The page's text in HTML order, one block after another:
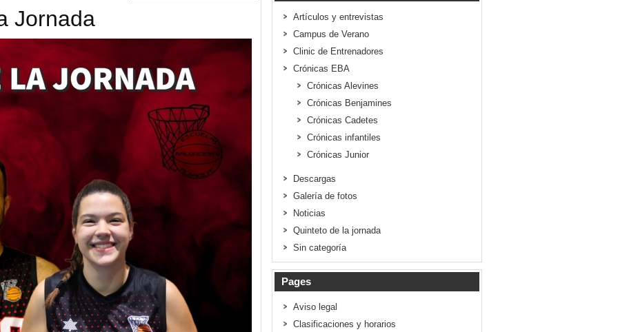
Jornada
Artículos y entrevistas
Campus de Verano
Clinic de Entrenadores
Crónicas EBA
Crónicas Alevines
Crónicas Benjamines
Crónicas Cadetes
Crónicas infantiles
Crónicas Junior
Descargas
Galería de fotos
Noticias
Quinteto de la jornada
Sin categoría
Pages
Aviso legal
Clasificaciones y horarios